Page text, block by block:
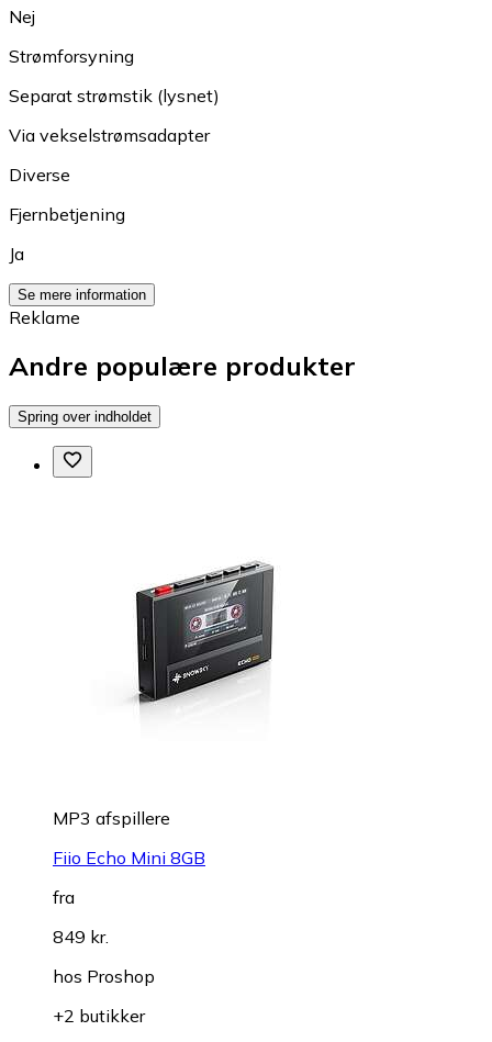
Nej
Strømforsyning
Separat strømstik (lysnet)
Via vekselstrømsadapter
Diverse
Fjernbetjening
Ja
Se mere information
Reklame
Andre populære produkter
Spring over indholdet
MP3 afspillere
Fiio Echo Mini 8GB
fra
849 kr.
hos Proshop
+2 butikker